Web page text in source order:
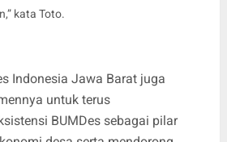
kata Toto.
Indonesia Jawa Barat juga
untuk terus
BUMDes sebagai pilar